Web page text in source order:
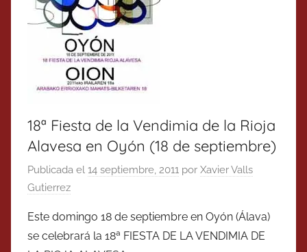
18ª Fiesta de la Vendimia de la Rioja
Alavesa en Oyón (18 de septiembre)
Publicada el 14 septiembre, 2011 por Xavier Valls
Gutierrez
Este domingo 18 de septiembre en Oyón (Álava)
se celebrará la 18ª FIESTA DE LA VENDIMIA DE